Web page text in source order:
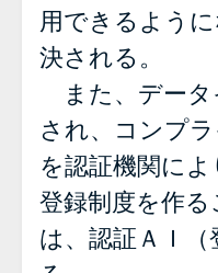
用できるよう
決される。
また、データ
され、コンプ
を認証機関に
登録制度を作
は、認証ＡＩ